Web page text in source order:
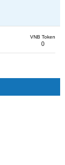
VNB Token
0